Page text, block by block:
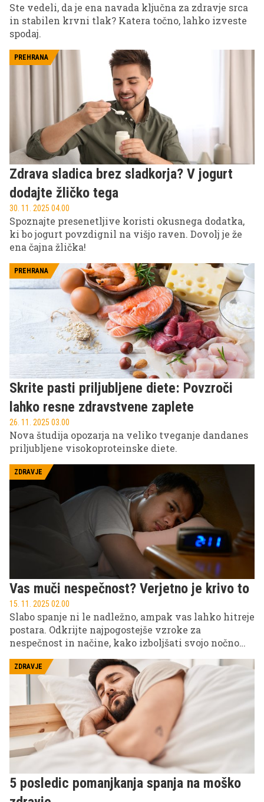
Ste vedeli, da je ena navada ključna za zdravje srca
in stabilen krvni tlak? Katera točno, lahko izveste
spodaj.
PREHRANA
Zdrava sladica brez sladkorja? V jogurt
dodajte žličko tega
30. 11. 2025 04.00
Spoznajte presenetljive koristi okusnega dodatka,
ki bo jogurt povzdignil na višjo raven. Dovolj je že
ena čajna žlička!
PREHRANA
Skrite pasti priljubljene diete: Povzroči
lahko resne zdravstvene zaplete
26. 11. 2025 03.00
Nova študija opozarja na veliko tveganje dandanes
priljubljene visokoproteinske diete.
ZDRAVJE
Vas muči nespečnost? Verjetno je krivo to
15. 11. 2025 02.00
Slabo spanje ni le nadležno, ampak vas lahko hitreje
postara. Odkrijte najpogostejše vzroke za
nespečnost in načine, kako izboljšati svojo nočno
ZDRAVJE
5 posledic pomanjkanja spanja na moško